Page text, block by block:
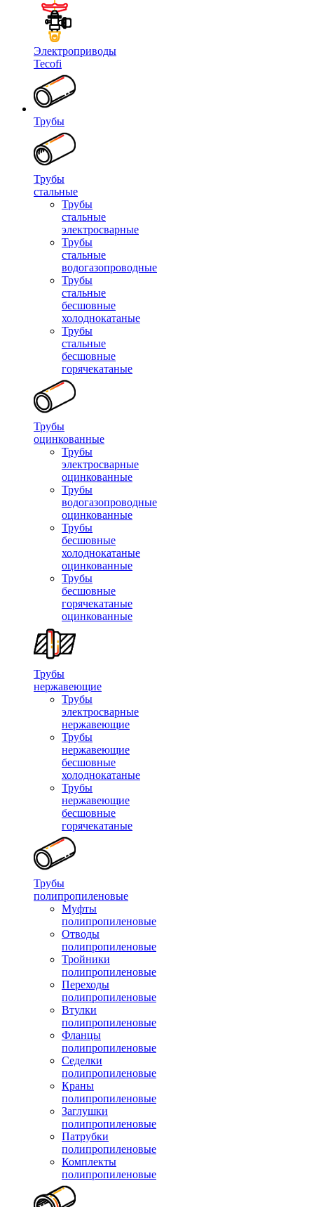
Электроприводы
Tecofi
Трубы
Трубы
стальные
Трубы
стальные
электросварные
Трубы
стальные
водогазопроводные
Трубы
стальные
бесшовные
холоднокатаные
Трубы
стальные
бесшовные
горячекатаные
Трубы
оцинкованные
Трубы
электросварные
оцинкованные
Трубы
водогазопроводные
оцинкованные
Трубы
бесшовные
холоднокатаные
оцинкованные
Трубы
бесшовные
горячекатаные
оцинкованные
Трубы
нержавеющие
Трубы
электросварные
нержавеющие
Трубы
нержавеющие
бесшовные
холоднокатаные
Трубы
нержавеющие
бесшовные
горячекатаные
Трубы
полипропиленовые
Муфты
полипропиленовые
Отводы
полипропиленовые
Тройники
полипропиленовые
Переходы
полипропиленовые
Втулки
полипропиленовые
Фланцы
полипропиленовые
Седелки
полипропиленовые
Краны
полипропиленовые
Заглушки
полипропиленовые
Патрубки
полипропиленовые
Комплекты
полипропиленовые